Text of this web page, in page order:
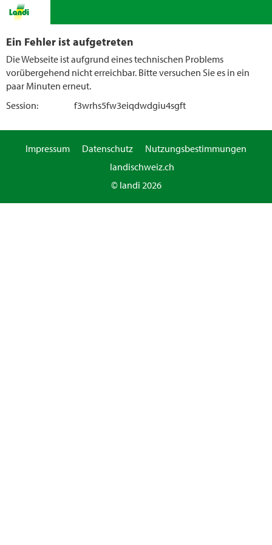
Ein Fehler ist aufgetreten
Die Webseite ist aufgrund eines technischen Problems
vorübergehend nicht erreichbar. Bitte versuchen Sie es in ein
paar Minuten erneut.
Session:
f3wrhs5fw3eiqdwdgiu4sgft
Impressum Datenschutz
Nutzungsbestimmungen
landischweiz.ch
© landi 2026